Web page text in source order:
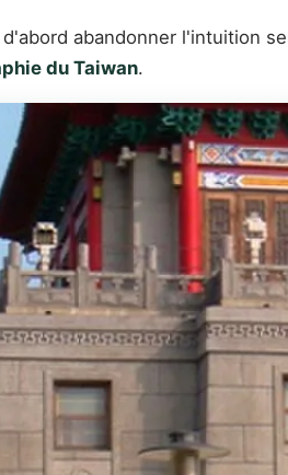
abandonner l'intuition
du Taiwan.